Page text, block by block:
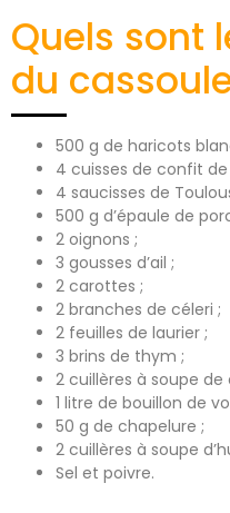
Quels sont
du
500 g de haricots
4 cuisses de confit
4 saucisses de
500 g d’épaule de
2 oignons ;
3 gousses d’ail ;
2 carottes ;
2 branches de céleri ;
2 feuilles de laurier ;
3 brins de thym ;
2 cuillères à soupe
1 litre de bouillon de
50 g de chapelure ;
2 cuillères à soupe
Sel et poivre.